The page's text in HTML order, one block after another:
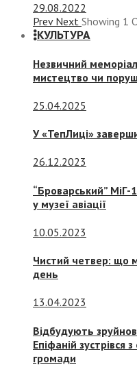
29.08.2022
Prev Next Showing 1
КУЛЬТУРА
Незвичний
мистецтво чи
25.04.2025
У «ТепЛиці»
26.12.2023
“Броварський”
у музеї авіації
10.05.2023
Чистий четвер: що
день
13.04.2023
Відбудують
Епіфаній зустрівся
громади